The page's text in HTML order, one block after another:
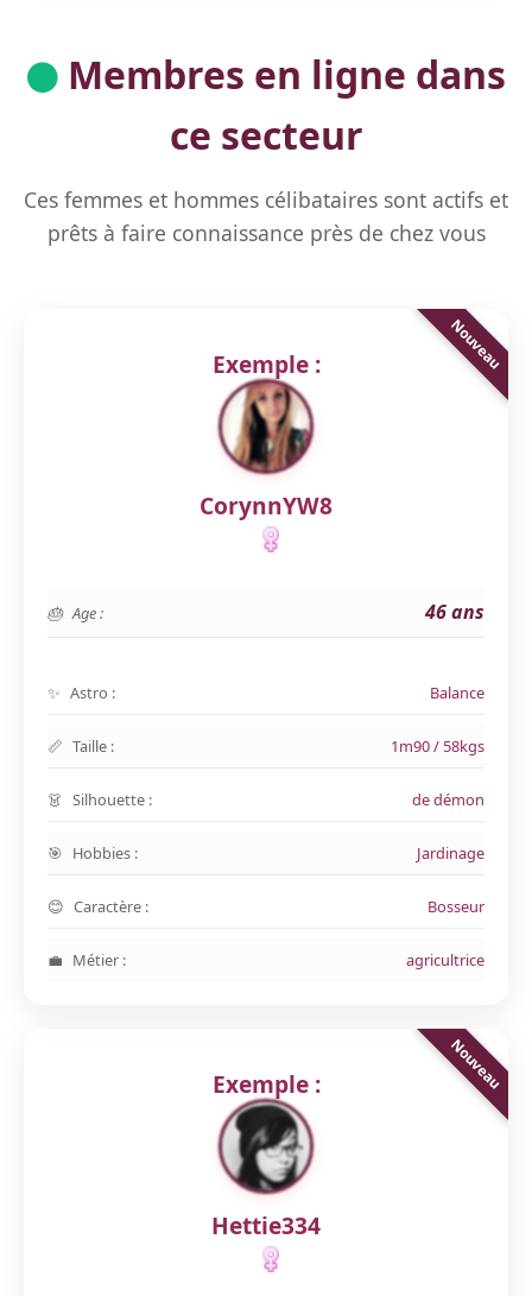
Membres en ligne dans
ce secteur
Ces femmes et hommes célibataires sont actifs et
prêts à faire connaissance près de chez vous
Exemple :
CorynnYW8
Age : 46 ans
Astro : Balance
Taille : 1m90 / 58kgs
Silhouette : de démon
Hobbies : Jardinage
Caractère : Bosseur
Métier : agricultrice
Exemple :
Hettie334